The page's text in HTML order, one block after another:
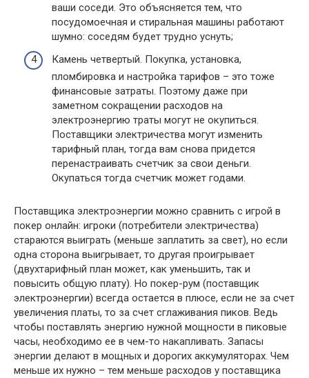
ваши соседи. Это объясняется тем, что
посудомоечная и стиральная машины работают
шумно: соседям будет трудно уснуть;
Камень четвертый. Покупка, установка,
пломбировка и настройка тарифов – это тоже
финансовые затраты. Поэтому даже при
заметном сокращении расходов на
электроэнергию траты могут не окупиться.
Поставщики электричества могут изменить
тарифный план, тогда вам снова придется
перенастраивать счетчик за свои деньги.
Окупаться тогда счетчик может годами.
Поставщика электроэнергии можно сравнить с игрой в
покер онлайн: игроки (потребители электричества)
стараются выиграть (меньше заплатить за свет), но если
одна сторона выигрывает, то другая проигрывает
(двухтарифный план может, как уменьшить, так и
повысить общую плату). Но покер-рум (поставщик
электроэнергии) всегда остается в плюсе, если не за счет
увеличения платы, то за счет сглаживания пиков. Ведь
чтобы поставлять энергию нужной мощности в пиковые
часы, необходимо ее в чем-то накапливать. Запасы
энергии делают в мощных и дорогих аккумуляторах. Чем
меньше их нужно – тем меньше расходов у поставщика